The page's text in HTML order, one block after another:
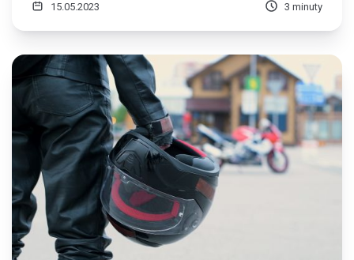
15.05.2023 3 minuty